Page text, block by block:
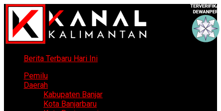
Berita Terbaru Hari Ini
Pemilu
Daerah
Kabupaten Banjar
Kota Banjarbaru